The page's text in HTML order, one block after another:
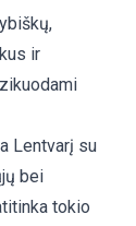
ir
Lentvarį su
bei
tokio